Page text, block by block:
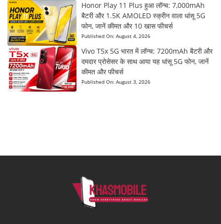
Honor Play 11 Plus हुआ लॉन्च: 7,000mAh
बैटरी और 1.5K AMOLED स्क्रीन वाला धांसू 5G
फोन, जानें कीमत और 10 खास फीचर्स
Published On: August 4, 2026
Vivo T5x 5G भारत में लॉन्च: 7200mAh बैटरी और
दमदार प्रोसेसर के साथ आया यह धांसू 5G फोन, जानें
कीमत और फीचर्स
Published On: August 3, 2026